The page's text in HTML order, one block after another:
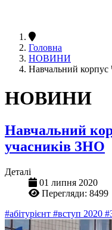
Головна
НОВИНИ
Навчальний
НОВИНИ
Навчальний
учасників ЗНО
Деталі
01 липня 2020
Перегляди: 8499
#абітурієнт #вступ 2020